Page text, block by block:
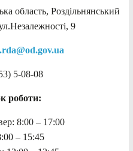
область, Роздільнянський
9
5-08-08
роботи:
8:00 – 17:00
– 15:45